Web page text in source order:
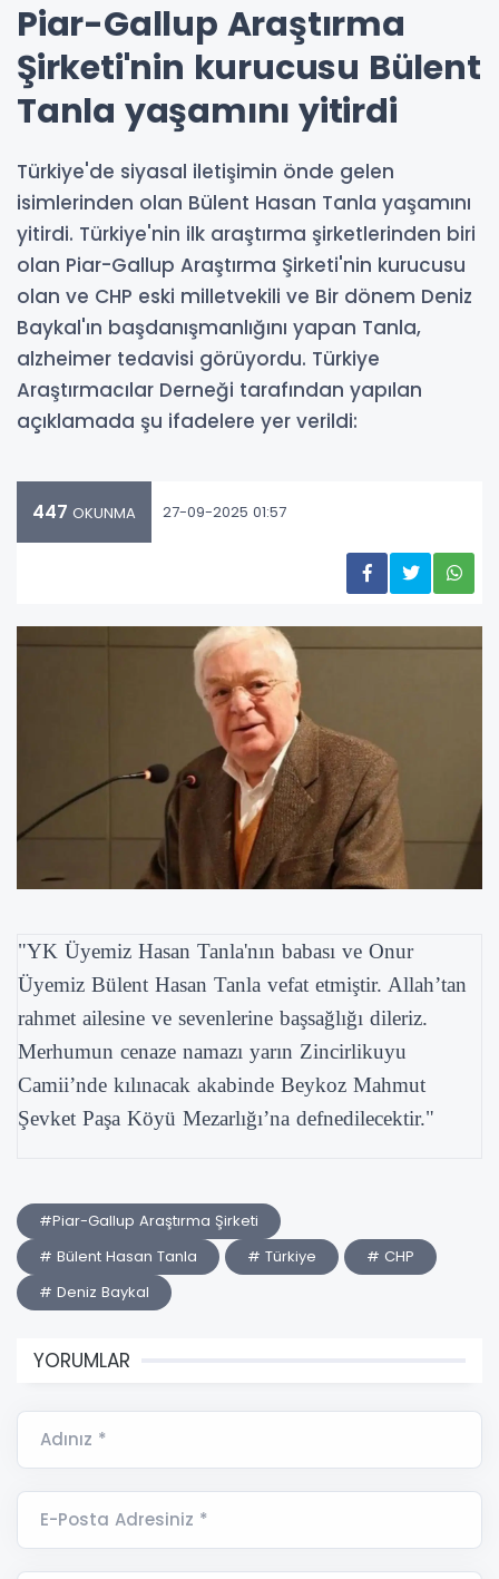
Piar-Gallup Araştırma
Şirketi'nin kurucusu Bülent
Tanla yaşamını yitirdi
Türkiye'de siyasal iletişimin önde gelen
isimlerinden olan Bülent Hasan Tanla yaşamını
yitirdi. Türkiye'nin ilk araştırma şirketlerinden biri
olan Piar-Gallup Araştırma Şirketi'nin kurucusu
olan ve CHP eski milletvekili ve Bir dönem Deniz
Baykal'ın başdanışmanlığını yapan Tanla,
alzheimer tedavisi görüyordu. Türkiye
Araştırmacılar Derneği tarafından yapılan
açıklamada şu ifadelere yer verildi:
447 OKUNMA 27-09-2025 01:57
"YK Üyemiz Hasan Tanla'nın babası ve Onur
Üyemiz Bülent Hasan Tanla vefat etmiştir. Allah’tan
rahmet ailesine ve sevenlerine başsağlığı dileriz.
Merhumun cenaze namazı yarın Zincirlikuyu
Camii’nde kılınacak akabinde Beykoz Mahmut
Şevket Paşa Köyü Mezarlığı’na defnedilecektir."
#Piar-Gallup Araştırma Şirketi
# Bülent Hasan Tanla
# Türkiye
# CHP
# Deniz Baykal
YORUMLAR
Adınız *
E-Posta Adresiniz *